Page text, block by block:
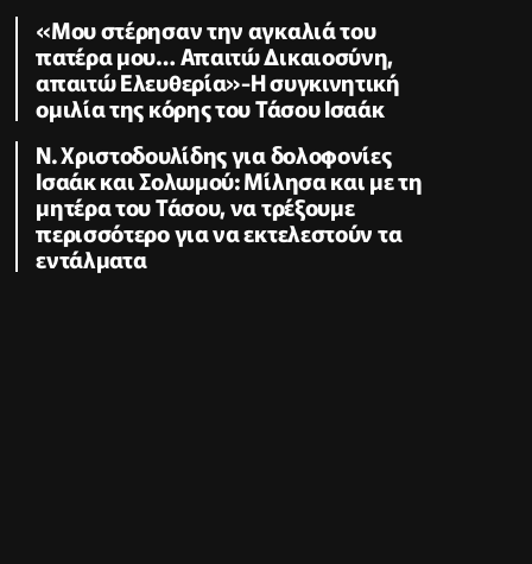
«Μου στέρησαν την αγκαλιά του
πατέρα μου… Απαιτώ Δικαιοσύνη,
απαιτώ Ελευθερία»-Η συγκινητική
ομιλία της κόρης του Τάσου Ισαάκ
Ν. Χριστοδουλίδης για δολοφονίες
Ισαάκ και Σολωμού: Μίλησα και με τη
μητέρα του Τάσου, να τρέξουμε
περισσότερο για να εκτελεστούν τα
εντάλματα